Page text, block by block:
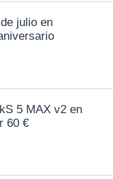
julio en
5 MAX v2 en
60 €